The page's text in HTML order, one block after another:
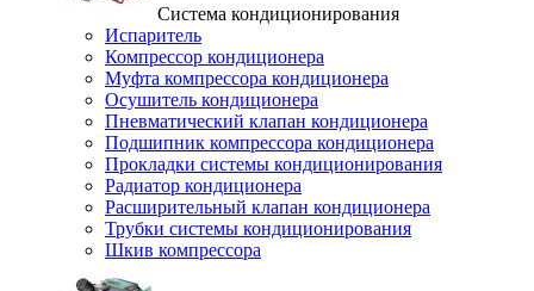
Система кондиционирования
Испаритель
Компрессор кондиционера
Муфта компрессора кондиционера
Осушитель кондиционера
Пневматический клапан кондиционера
Подшипник компрессора кондиционера
Прокладки системы кондиционирования
Радиатор кондиционера
Расширительный клапан кондиционера
Трубки системы кондиционирования
Шкив компрессора